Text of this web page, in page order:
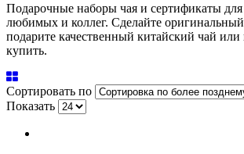
Подарочные наборы чая и сертификаты
любимых и коллег. Сделайте
подарите качественный китайский чай или
купить.
Сортировать по
Показать